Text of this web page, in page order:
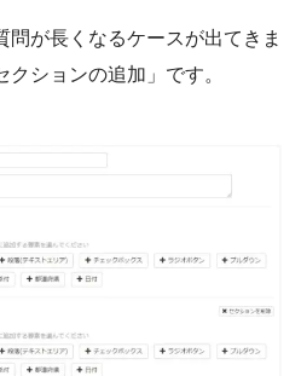
問が長くなるケースが出てきま
ションの追加」です。